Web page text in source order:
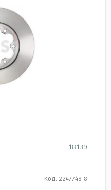
18139
Код: 2247748-8